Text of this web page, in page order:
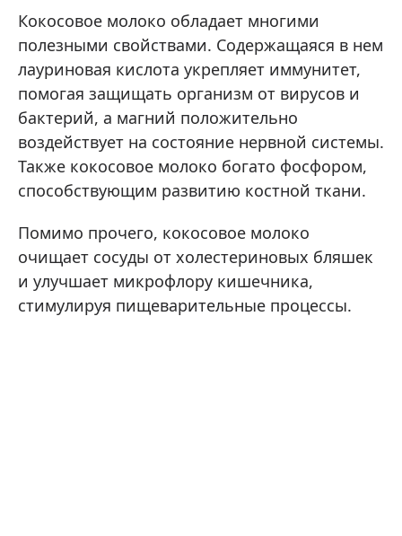
Кокосовое молоко обладает многими
полезными свойствами. Содержащаяся в нем
лауриновая кислота укрепляет иммунитет,
помогая защищать организм от вирусов и
бактерий, а магний положительно
воздействует на состояние нервной системы.
Также кокосовое молоко богато фосфором,
способствующим развитию костной ткани.
Помимо прочего, кокосовое молоко
очищает сосуды от холестериновых бляшек
и улучшает микрофлору кишечника,
стимулируя пищеварительные процессы.